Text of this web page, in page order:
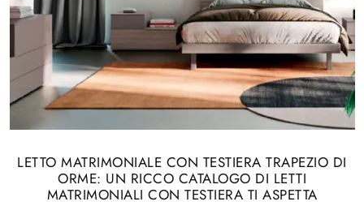
LETTO MATRIMONIALE CON TESTIERA TRAPEZIO DI
ORME: UN RICCO CATALOGO DI LETTI
MATRIMONIALI CON TESTIERA TI ASPETTA